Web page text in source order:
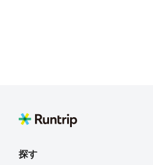
探す